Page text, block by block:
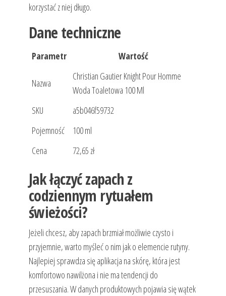
korzystać z niej długo.
Dane techniczne
Parametr Wartość
Nazwa
Christian Gautier Knight Pour Homme
Woda Toaletowa 100 Ml
SKU
a5b046f59732
Pojemność
100 ml
Cena
72,65 zł
Jak łączyć zapach z
codziennym rytuałem
świeżości?
Jeżeli chcesz, aby zapach brzmiał możliwie czysto i
przyjemnie, warto myśleć o nim jak o elemencie rutyny.
Najlepiej sprawdza się aplikacja na skórę, która jest
komfortowo nawilżona i nie ma tendencji do
przesuszania. W danych produktowych pojawia się wątek